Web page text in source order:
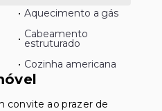
• Aquecimento a gás
• Cabeamento
estruturado
• Cozinha americana
convite ao prazer de